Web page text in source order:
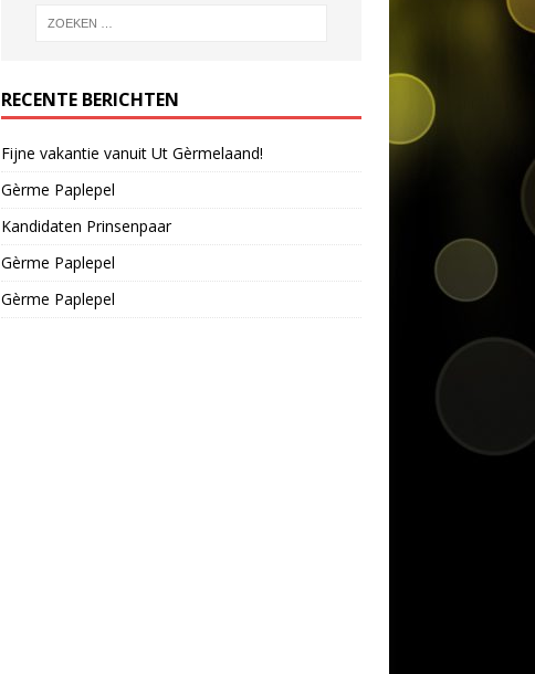
RECENTE BERICHTEN
Fijne vakantie vanuit Ut Gèrmelaand!
Gèrme Paplepel
Kandidaten Prinsenpaar
Gèrme Paplepel
Gèrme Paplepel